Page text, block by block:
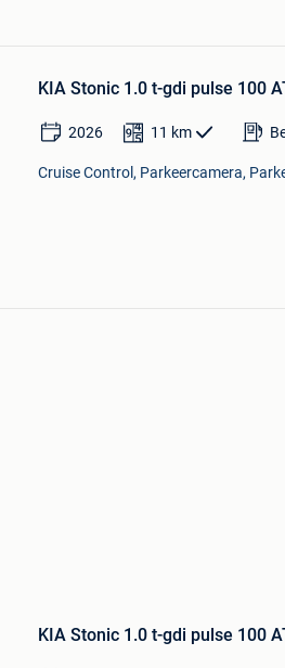
KIA Stonic 1.0 t-gdi pulse 100
2026 11 km
Cruise Control, Parkeercamera,
KIA Stonic 1.0 t-gdi pulse 100